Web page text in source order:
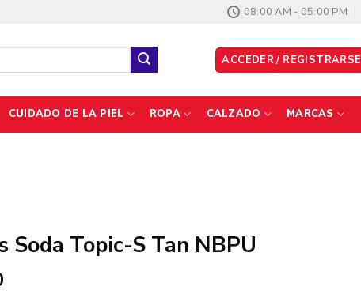
08:00 AM - 05:00 PM
ACCEDER / REGISTRARSE
CUIDADO DE LA PIEL ROPA CALZADO MARCAS
Soda Topic-S Tan NBPU